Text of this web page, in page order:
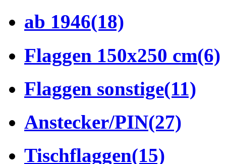
ab 1946(18)
Flaggen 150x250 cm(6)
Flaggen sonstige(11)
Anstecker/PIN(27)
Tischflaggen(15)